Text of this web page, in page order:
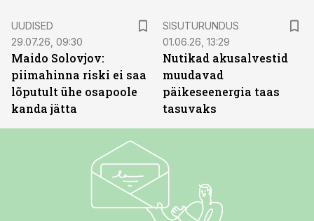
UUDISED
29.07.26, 09:30
Maido Solovjov:
piimahinna riski ei saa
lõputult ühe osapoole
kanda jätta
SISUTURUNDUS
01.06.26, 13:29
Nutikad akusalvestid
muudavad
päikeseenergia taas
tasuvaks